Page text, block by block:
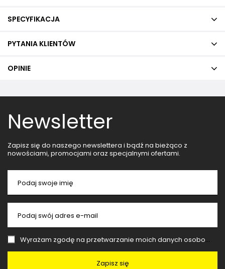
SPECYFIKACJA
PYTANIA KLIENTÓW
OPINIE
Newsletter
Zapisz się do naszego newslettera i bądź na bieżąco z
nowościami, promocjami oraz specjalnymi ofertami.
Podaj swoje imię
Podaj swój adres e-mail
Wyrażam zgodę na przetwarzanie moich danych osobowych (adres e-mail) na potrzeby wysyłki newslettera z informacją handlową (marketing). Więcej w
Zapisz się